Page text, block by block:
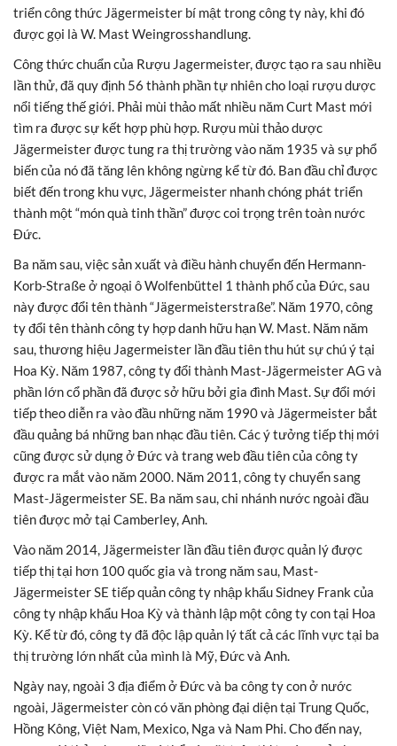
triển công thức Jägermeister bí mật trong công ty này, khi đó
được gọi là W. Mast Weingrosshandlung.
Công thức chuẩn của Rượu Jagermeister, được tạo ra sau nhiều
lần thử, đã quy định 56 thành phần tự nhiên cho loại rượu dược
nổi tiếng thế giới. Phải mùi thảo mất nhiều năm Curt Mast mới
tìm ra được sự kết hợp phù hợp. Rượu mùi thảo dược
Jägermeister được tung ra thị trường vào năm 1935 và sự phổ
biến của nó đã tăng lên không ngừng kể từ đó. Ban đầu chỉ được
biết đến trong khu vực, Jägermeister nhanh chóng phát triển
thành một “món quà tinh thần” được coi trọng trên toàn nước
Đức.
Ba năm sau, việc sản xuất và điều hành chuyển đến Hermann-
Korb-Straße ở ngoại ô Wolfenbüttel 1 thành phố của Đức, sau
này được đổi tên thành “Jägermeisterstraße”. Năm 1970, công
ty đổi tên thành công ty hợp danh hữu hạn W. Mast. Năm năm
sau, thương hiệu Jagermeister lần đầu tiên thu hút sự chú ý tại
Hoa Kỳ. Năm 1987, công ty đổi thành Mast-Jägermeister AG và
phần lớn cổ phần đã được sở hữu bởi gia đình Mast. Sự đổi mới
tiếp theo diễn ra vào đầu những năm 1990 và Jägermeister bắt
đầu quảng bá những ban nhạc đầu tiên. Các ý tưởng tiếp thị mới
cũng được sử dụng ở Đức và trang web đầu tiên của công ty
được ra mắt vào năm 2000. Năm 2011, công ty chuyển sang
Mast-Jägermeister SE. Ba năm sau, chi nhánh nước ngoài đầu
tiên được mở tại Camberley, Anh.
Vào năm 2014, Jägermeister lần đầu tiên được quản lý được
tiếp thị tại hơn 100 quốc gia và trong năm sau, Mast-
Jägermeister SE tiếp quản công ty nhập khẩu Sidney Frank của
công ty nhập khẩu Hoa Kỳ và thành lập một công ty con tại Hoa
Kỳ. Kể từ đó, công ty đã độc lập quản lý tất cả các lĩnh vực tại ba
thị trường lớn nhất của mình là Mỹ, Đức và Anh.
Ngày nay, ngoài 3 địa điểm ở Đức và ba công ty con ở nước
ngoài, Jägermeister còn có văn phòng đại diện tại Trung Quốc,
Hồng Kông, Việt Nam, Mexico, Nga và Nam Phi. Cho đến nay,